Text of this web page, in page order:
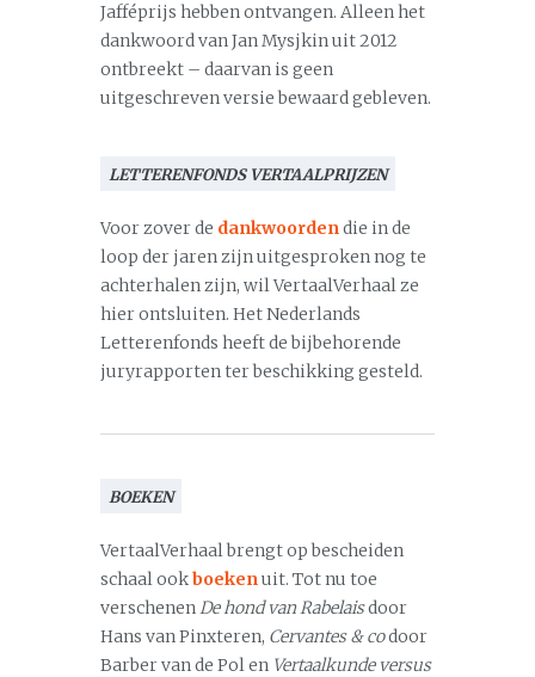
Jafféprijs hebben ontvangen. Alleen het
dankwoord van Jan Mysjkin uit 2012
ontbreekt – daarvan is geen
uitgeschreven versie bewaard gebleven.
LETTERENFONDS VERTAALPRIJZEN
Voor zover de dankwoordendie in de
loop der jaren zijn uitgesproken nog te
achterhalen zijn, wil VertaalVerhaal ze
hier ontsluiten. Het Nederlands
Letterenfonds heeft de bijbehorende
juryrapporten ter beschikking gesteld.
BOEKEN
VertaalVerhaal brengt op bescheiden
schaal ookboekenuit. Tot nu toe
verschenenDe hond van Rabelaisdoor
Hans van Pinxteren, Cervantes & codoor
Barber van de Pol en Vertaalkunde versus